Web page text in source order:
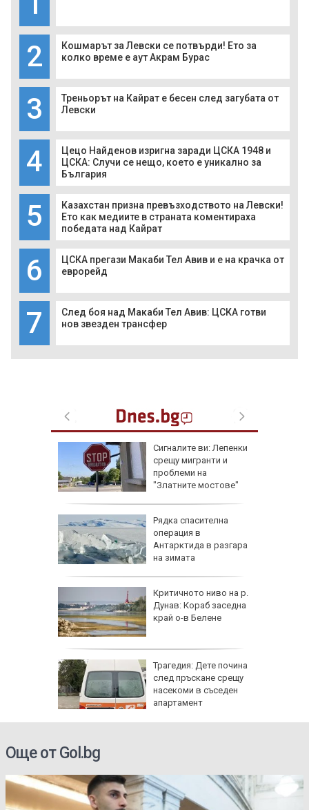
2
Кошмарът за Левски се потвърди! Ето за
колко време е аут Акрам Бурас
3
Треньорът на Кайрат е бесен след загубата от
Левски
4
Цецо Найденов изригна заради ЦСКА 1948 и
ЦСКА: Случи се нещо, което е уникално за
България
5
Казахстан призна превъзходството на Левски!
Ето как медиите в страната коментираха
победата над Кайрат
6
ЦСКА прегази Макаби Тел Авив и е на крачка от
еврорейд
7
След боя над Макаби Тел Авив: ЦСКА готви
нов звезден трансфер
Сигналите ви: Лепенки
срещу мигранти и
проблеми на
"Златните мостове"
Рядка спасителна
операция в
Антарктида в разгара
на зимата
Критичното ниво на р.
Дунав: Кораб заседна
край о-в Белене
Трагедия: Дете почина
след пръскане срещу
насекоми в съседен
апартамент
Още от Gol.bg